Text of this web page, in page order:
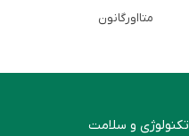
متااورگانون
تکنولوژی و سلامت